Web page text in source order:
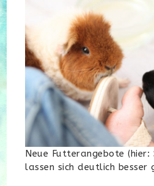
Neue Futterangebote (hier:
lassen sich deutlich besser